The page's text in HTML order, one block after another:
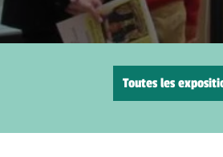
Toutes les